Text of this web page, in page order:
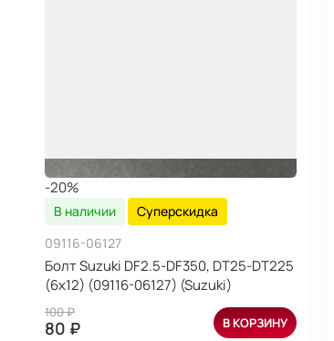
-20%
В наличии
Суперскидка
09116-06127
Болт Suzuki DF2.5-DF350, DT25-DT225
(6x12) (09116-06127) (Suzuki)
100 ₽
80 ₽ В КОРЗИНУ